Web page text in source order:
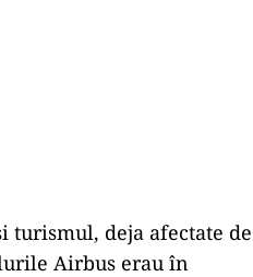
deja afectate de
Airbus erau în